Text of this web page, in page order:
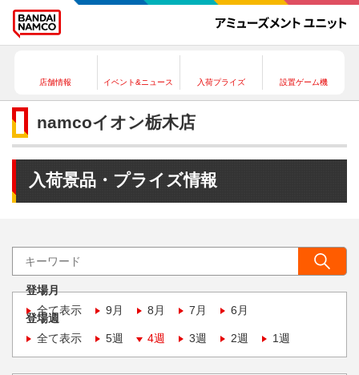
店舗情報 イベント&ニュース 入荷プライズ 設置ゲーム機
namcoイオン栃木店
入荷景品・プライズ情報
登場月
全て表示
9月 8月 7月 6月
登場週
全て表示
5週 4週 3週 2週 1週